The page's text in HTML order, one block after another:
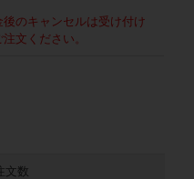
のキャンセルは受け付け
文ください。
文数